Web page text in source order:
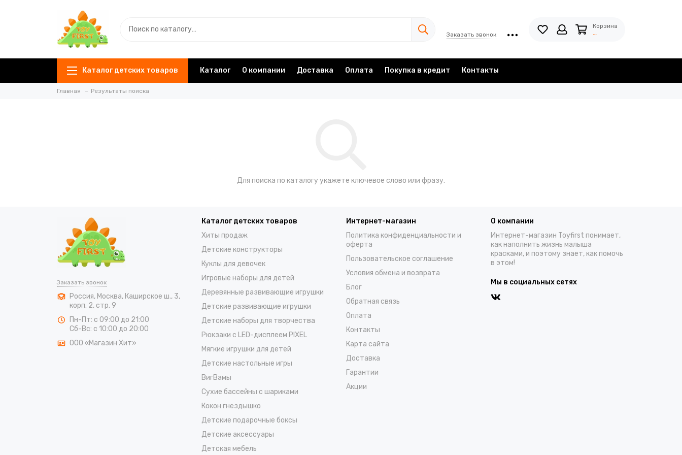
Заказать звонок
Корзина
…
Каталог детских товаров Каталог О компании Доставка Оплата Покупка в кредит Контакты
Главная Результаты поиска
Для поиска по каталогу укажете ключевое слово или фразу.
Заказать звонок
Россия, Москва, Каширское ш., 3,
корп. 2, стр. 9
Пн-Пт: с 09:00 до 21:00
Сб-Вс: с 10:00 до 20:00
ООО «Магазин Хит»
Каталог детских товаров
Хиты продаж
Детские конструкторы
Куклы для девочек
Игровые наборы для детей
Деревянные развивающие игрушки
Детские развивающие игрушки
Детские наборы для творчества
Рюкзаки с LED-дисплеем PIXEL
Мягкие игрушки для детей
Детские настольные игры
ВигВамы
Cухие бассейны c шариками
Кокон гнездышко
Детские подарочные боксы
Детские аксессуары
Детская мебель
Интернет-магазин
Политика конфиденциальности и
оферта
Пользовательское соглашение
Условия обмена и возврата
Блог
Обратная связь
Оплата
Контакты
Карта сайта
Доставка
Гарантии
Акции
О компании
Интернет-магазин Toyfirst понимает,
как наполнить жизнь малыша
красками, и поэтому знает, как помочь
в этом!
Мы в социальных сетях